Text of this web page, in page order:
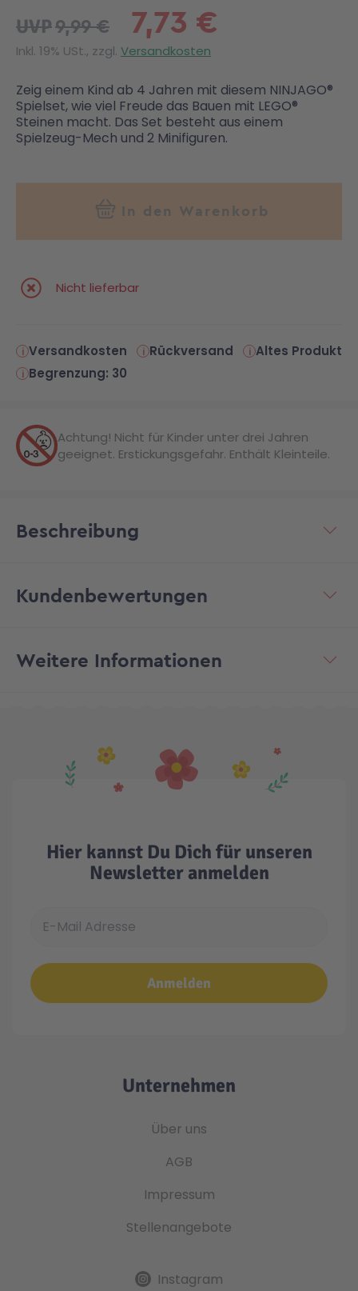
7,73 €
UVP9,99 €
Inkl. 19% USt., zzgl. Versandkosten
Zeig einem Kind ab 4 Jahren mit diesem NINJAGO®
Spielset, wie viel Freude das Bauen mit LEGO®
Steinen macht. Das Set besteht aus einem
Spielzeug-Mech und 2 Minifiguren.
In den Warenkorb
Nicht lieferbar
Versandkosten Rückversand
Altes Produkt
Begrenzung: 30
Achtung! Nicht für Kinder unter drei Jahren
geeignet. Erstickungsgefahr. Enthält Kleinteile.
Beschreibung
Kundenbewertungen
Weitere Informationen
Hier kannst Du Dich für unseren
Newsletter anmelden
Anmelden
Unternehmen
Über uns
AGB
Impressum
Stellenangebote
Instagram